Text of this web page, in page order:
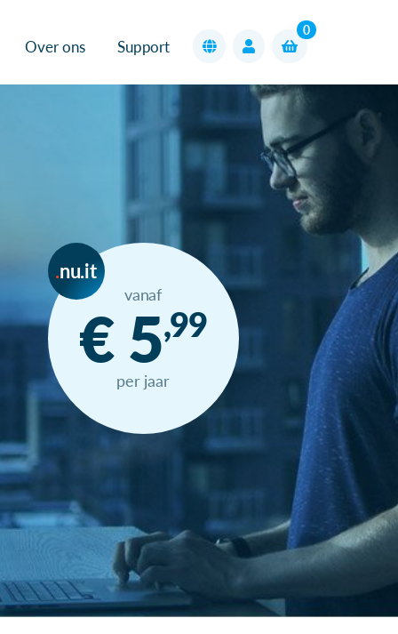
Over ons Support
0
nu.it
vanaf
€ 5,99
per jaar